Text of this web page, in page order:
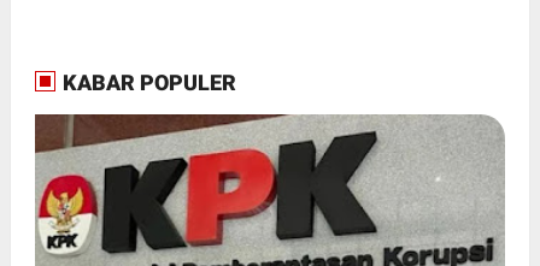
KABAR POPULER